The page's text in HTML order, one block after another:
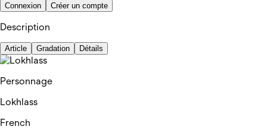
Connexion Créer un compte
Description
Article Gradation Détails
Personnage
Lokhlass
French